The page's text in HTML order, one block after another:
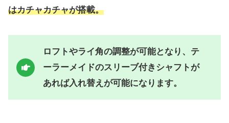
はカチャカチャが搭載。
ロフトやライ角の調整が可能となり、テ
ーラーメイドのスリーブ付きシャフトが
あれば入れ替えが可能になります。